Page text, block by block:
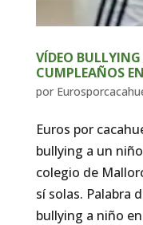
VÍDEO
CUMPLEAÑOS
por
Euros por
bullying a un
colegio de
sí solas. Palabra
bullying a niño